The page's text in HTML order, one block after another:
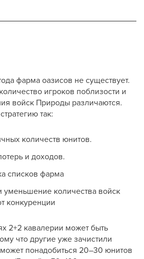
фарма оазисов не существует.
игроков поблизости и
войск Природы различаются.
так:
количеств юнитов.
и доходов.
списков фарма
уменьшение количества войск
конкуренции
2+2 кавалерии может быть
что другие уже зачистили
понадобиться 20–30 юнитов